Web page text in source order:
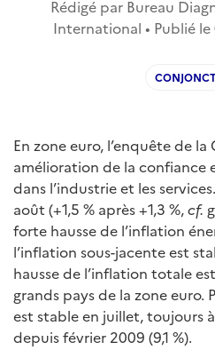
Rédigé par Bureau
International • Publié le
En zone euro, l’enquête de
amélioration de la confiance
dans l’industrie et les
août (+1,5 % après +1,3 %,cf.
forte hausse de l’inflation
l’inflation sous-jacente est
hausse de l’inflation totale
grands pays de la zone euro.
est stable en juillet, toujours
depuis février 2009 (9,1 %).